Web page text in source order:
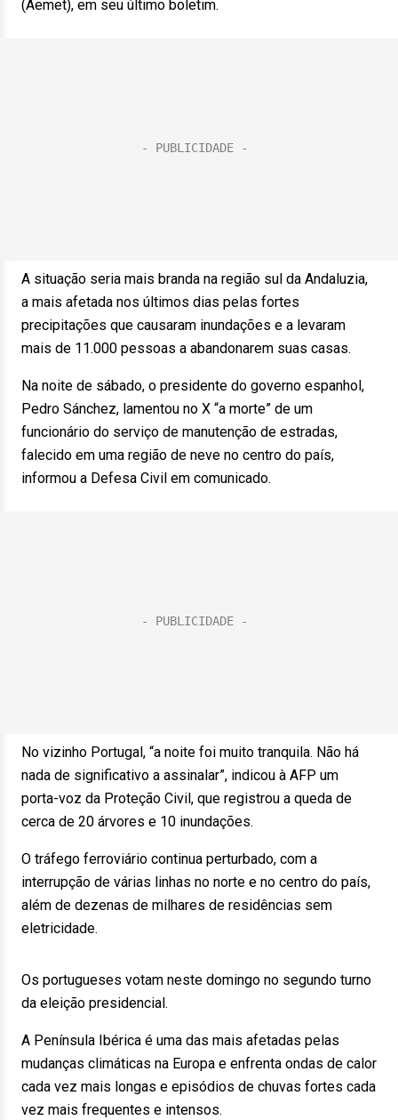
(Aemet), em seu último boletim.
A situação seria mais branda na região sul da Andaluzia,
a mais afetada nos últimos dias pelas fortes
precipitações que causaram inundações e a levaram
mais de 11.000 pessoas a abandonarem suas casas.
Na noite de sábado, o presidente do governo espanhol,
Pedro Sánchez, lamentou no X “a morte” de um
funcionário do serviço de manutenção de estradas,
falecido em uma região de neve no centro do país,
informou a Defesa Civil em comunicado.
No vizinho Portugal, “a noite foi muito tranquila. Não há
nada de significativo a assinalar”, indicou à AFP um
porta-voz da Proteção Civil, que registrou a queda de
cerca de 20 árvores e 10 inundações.
O tráfego ferroviário continua perturbado, com a
interrupção de várias linhas no norte e no centro do país,
além de dezenas de milhares de residências sem
eletricidade.
Os portugueses votam neste domingo no segundo turno
da eleição presidencial.
A Península Ibérica é uma das mais afetadas pelas
mudanças climáticas na Europa e enfrenta ondas de calor
cada vez mais longas e episódios de chuvas fortes cada
vez mais frequentes e intensos.